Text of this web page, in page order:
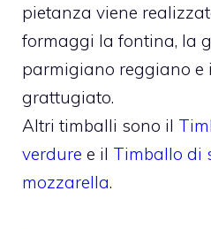
pietanza viene
formaggi la fontina, la
parmigiano reggiano e
grattugiato.
Altri timballi sono il
verdure e il Timballo di
mozzarella.